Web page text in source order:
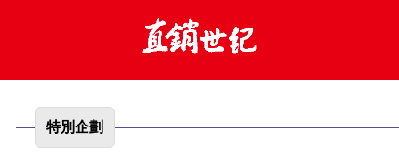
特別企劃